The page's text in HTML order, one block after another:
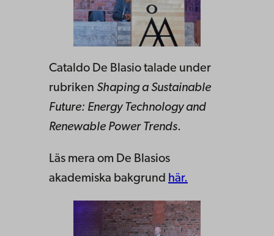
Cataldo De Blasio talade under
rubriken Shaping a Sustainable
Future: Energy Technology and
Renewable Power Trends.
Läs mera om De Blasios
akademiska bakgrund här.